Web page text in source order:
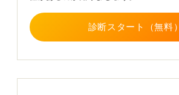
診断スタート（無料）